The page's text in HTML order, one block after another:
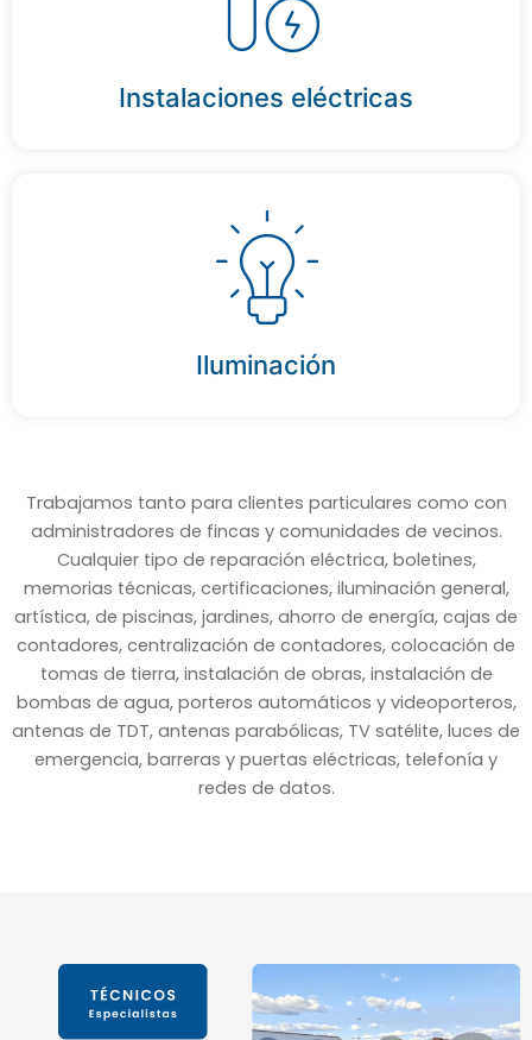
Instalaciones eléctricas
Iluminación
Trabajamos tanto para clientes particulares como con
administradores de fincas y comunidades de vecinos.
Cualquier tipo de reparación eléctrica, boletines,
memorias técnicas, certificaciones, iluminación general,
artística, de piscinas, jardines, ahorro de energía, cajas de
contadores, centralización de contadores, colocación de
tomas de tierra, instalación de obras, instalación de
bombas de agua, porteros automáticos y videoporteros,
antenas de TDT, antenas parabólicas, TV satélite, luces de
emergencia, barreras y puertas eléctricas, telefonía y
redes de datos.